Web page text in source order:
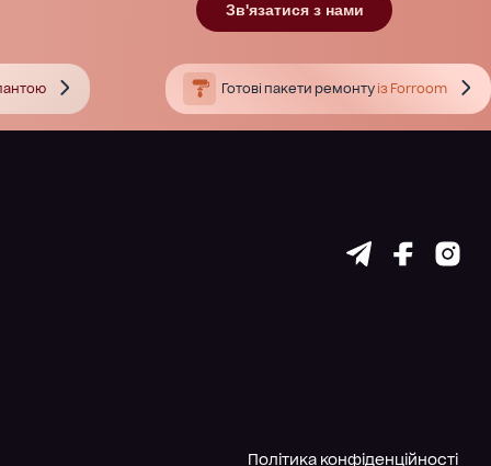
Зв'язатися з нами
Готові пакети ремонтуіз Forroom
Політика конфіденційності